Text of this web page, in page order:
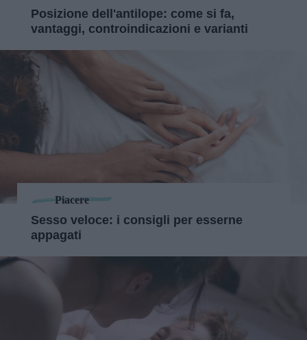
Posizione dell'antilope: come si fa,
vantaggi, controindicazioni e varianti
Piacere
Sesso veloce: i consigli per esserne
appagati